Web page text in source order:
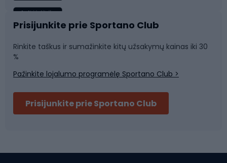
Sportinė medicina
Komandinis sportas
Slidinėjimas
Prisijunkite prie Sportano Club
Rinkite taškus ir sumažinkite kitų užsakymų kainas iki 30
%
Pažinkite lojalumo programėlę Sportano Club >
Prisijunkite prie Sportano Club